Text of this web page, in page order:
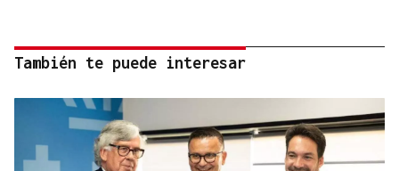
También te puede interesar